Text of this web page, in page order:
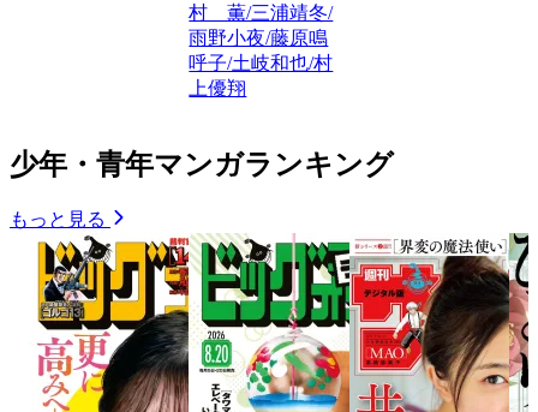
村 薫/三浦靖冬/
雨野小夜/藤原鳴
呼子/土岐和也/村
上優翔
少年・青年マンガランキング
もっと見る